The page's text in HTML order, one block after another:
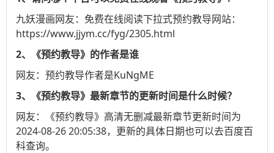
九妖漫画网友：免费在线阅读下拉式预约教导网站：
https://www.jjym.cc/fyg/2305.html
2、《预约教导》的作者是谁
网友：预约教导作者是KuNgME
3、《预约教导》最新章节的更新时间是什么时候？
网友：《预约教导》高清无删减最新章节更新时间为
2024-08-26 20:05:38，更新的具体日期也可以去百度百
科查询。